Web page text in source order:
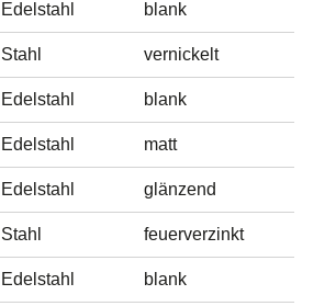
Edelstahl blank
Stahl vernickelt
Edelstahl blank
Edelstahl matt
Edelstahl glänzend
Stahl feuerverzinkt
Edelstahl blank